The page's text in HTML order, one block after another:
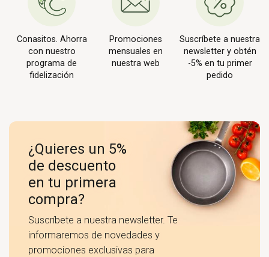
Conasitos. Ahorra
con nuestro
programa de
fidelización
Promociones
mensuales en
nuestra web
Suscríbete a nuestra
newsletter y obtén
-5% en tu primer
pedido
¿Quieres un 5%
de descuento
en tu primera
compra?
Suscríbete a nuestra newsletter. Te
informaremos de novedades y
promociones exclusivas para